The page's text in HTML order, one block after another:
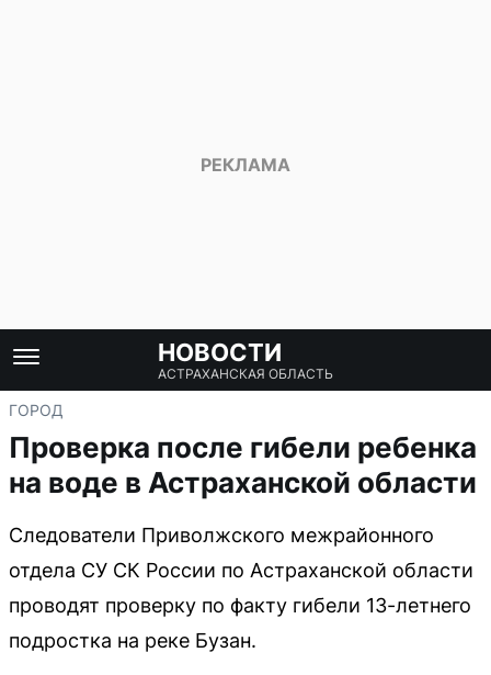
НОВОСТИ
АСТРАХАНСКАЯ ОБЛАСТЬ
ГОРОД
Проверка после гибели ребенка
на воде в Астраханской области
Следователи Приволжского межрайонного
отдела СУ СК России по Астраханской области
проводят проверку по факту гибели 13-летнего
подростка на реке Бузан.